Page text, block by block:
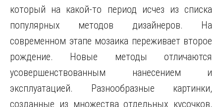
который на какой-то период исчез из списка
популярных методов дизайнеров. На
современном этапе мозаика переживает второе
рождение. Новые методы отличаются
усовершенствованным нанесением и
эксплуатацией. Разнообразные картинки,
созданные из множества отдельных кусочков,